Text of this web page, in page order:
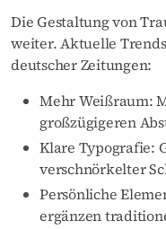
Die Gestaltung von
weiter. Aktuelle
deutscher Zeitungen:
Mehr Weißraum:
großzügigeren
Klare Typografie:
verschnörkelter
Persönliche
ergänzen